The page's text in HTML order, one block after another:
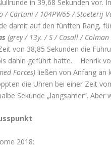
in 39,68 Sekunden vor.
/ Cartani / 104PW65 / Stoeterij
damit auf den fünften Rang,
(grey / 13y. / S / Casall /
von 38,85 Sekunden die
dahin geführt hatte. Henrik
Forces) ließen von Anfang an
die Uhren bei einer Zeit
Sekunde „langsamer“. Aber
2018: